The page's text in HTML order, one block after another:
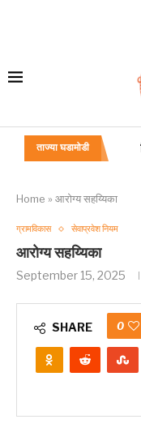
ताज्या घडामोडी
Home » आरोग्य सहय्यिका
ग्रामविकास सेवाप्रवेश नियम
आरोग्य सहय्यिका
September 15, 2025
SHARE 0